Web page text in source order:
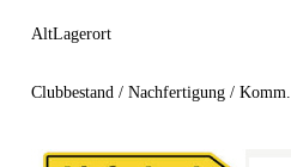
AltLagerort
Clubbestand / Nachfertigung / Komm.